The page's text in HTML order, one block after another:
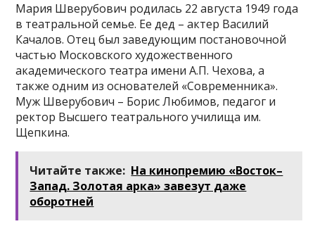
Мария Шверубович родилась 22 августа 1949 года
в театральной семье. Ее дед – актер Василий
Качалов. Отец был заведующим постановочной
частью Московского художественного
академического театра имени А.П. Чехова, а
также одним из основателей «Современника».
Муж Шверубович – Борис Любимов, педагог и
ректор Высшего театрального училища им.
Щепкина.
Читайте также: На кинопремию «Восток–
Запад. Золотая арка» завезут даже
оборотней